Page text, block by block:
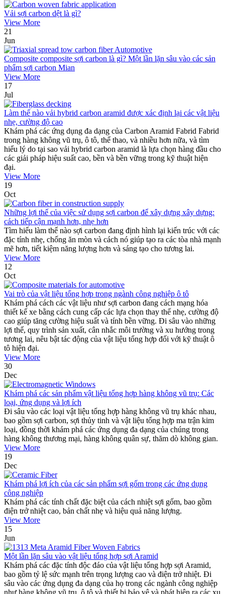
Vải sợi carbon dệt là gì?
View More
21
Jun
Composite composite sợi carbon là gì? Một lần lặn sâu vào các sản
phẩm sợi carbon Mian
View More
17
Jul
Làm thế nào vải hybrid carbon aramid được xác định lại các vật liệu
nhẹ, cường độ cao
Khám phá các ứng dụng đa dạng của Carbon Aramid Fabrid Fabrid
trong hàng không vũ trụ, ô tô, thể thao, và nhiều hơn nữa, và tìm
hiểu lý do tại sao vải hybrid carbon aramid là lựa chọn hàng đầu cho
các giải pháp hiệu suất cao, bền và bền vững trong kỹ thuật hiện
đại.
View More
19
Oct
Những lợi thế của việc sử dụng sợi carbon để xây dựng xây dựng:
cách tiếp cận mạnh hơn, nhẹ hơn
Tìm hiểu làm thế nào sợi carbon đang định hình lại kiến ​​trúc với các
đặc tính nhẹ, chống ăn mòn và cách nó giúp tạo ra các tòa nhà mạnh
mẽ hơn, tiết kiệm năng lượng hơn và sáng tạo cho tương lai.
View More
12
Oct
Vai trò của vật liệu tổng hợp trong ngành công nghiệp ô tô
Khám phá cách các vật liệu như sợi carbon đang cách mạng hóa
thiết kế xe bằng cách cung cấp các lựa chọn thay thế nhẹ, cường độ
cao giúp tăng cường hiệu suất và tính bền vững. Đi sâu vào những
lợi thế, quy trình sản xuất, cân nhắc môi trường và xu hướng trong
tương lai, nêu bật tác động của vật liệu tổng hợp đối với kỹ thuật ô
tô hiện đại.
View More
30
Dec
Khám phá các sản phẩm vật liệu tổng hợp hàng không vũ trụ: Các
loại, ứng dụng và lợi ích
Đi sâu vào các loại vật liệu tổng hợp hàng không vũ trụ khác nhau,
bao gồm sợi carbon, sợi thủy tinh và vật liệu tổng hợp ma trận kim
loại, đồng thời khám phá các ứng dụng đa dạng của chúng trong
hàng không thương mại, hàng không quân sự, thăm dò không gian.
View More
19
Dec
Khám phá lợi ích của các sản phẩm sợi gốm trong các ứng dụng
công nghiệp
Khám phá các tính chất đặc biệt của cách nhiệt sợi gốm, bao gồm
điện trở nhiệt cao, bản chất nhẹ và hiệu quả năng lượng.
View More
15
Jun
Một lần lặn sâu vào vật liệu tổng hợp sợi Aramid
Khám phá các đặc tính độc đáo của vật liệu tổng hợp sợi Aramid,
bao gồm tỷ lệ sức mạnh trên trọng lượng cao và điện trở nhiệt. Đi
sâu vào các ứng dụng đa dạng của họ trong các ngành công nghiệp
như hàng không vũ trụ, ô tô và thiết bị bảo vệ và phát hiện ra các xu